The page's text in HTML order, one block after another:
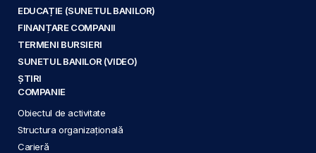
EDUCAȚIE (SUNETUL BANILOR)
FINANȚARE COMPANII
TERMENI BURSIERI
SUNETUL BANILOR (VIDEO)
ȘTIRI
COMPANIE
Obiectul de activitate
Structura organizațională
Carieră